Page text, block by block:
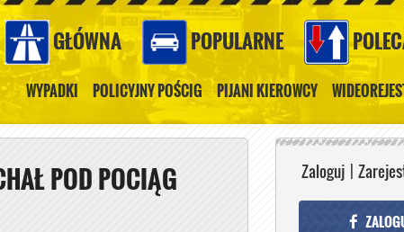
GŁÓWNA POPULARNE
WYPADKI POLICYJNY POŚCIG PIJANI KIEROWCY
POD POCIĄG Zaloguj |